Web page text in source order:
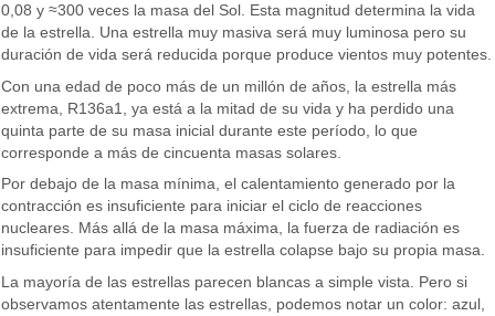
0,08 y ≈300 veces la masa del Sol. Esta magnitud determina la vida
de la estrella. Una estrella muy masiva será muy luminosa pero su
duración de vida será reducida porque produce vientos muy potentes.
Con una edad de poco más de un millón de años, la estrella más
extrema, R136a1, ya está a la mitad de su vida y ha perdido una
quinta parte de su masa inicial durante este período, lo que
corresponde a más de cincuenta masas solares.
Por debajo de la masa mínima, el calentamiento generado por la
contracción es insuficiente para iniciar el ciclo de reacciones
nucleares. Más allá de la masa máxima, la fuerza de radiación es
insuficiente para impedir que la estrella colapse bajo su propia masa.
La mayoría de las estrellas parecen blancas a simple vista. Pero si
observamos atentamente las estrellas, podemos notar un color: azul,